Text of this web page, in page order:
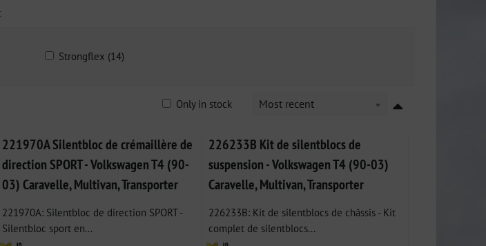
Strongflex (14)
Most recent
Only in stock
221970A Silentbloc de crémaillère de
direction SPORT - Volkswagen T4 (90-
03) Caravelle, Multivan, Transporter
221970A: Silentbloc de direction SPORT -
Silentbloc sport en...
226233B Kit de silentblocs de
suspension - Volkswagen T4 (90-03)
Caravelle, Multivan, Transporter
226233B: Kit de silentblocs de châssis - Kit
complet de silentblocs...